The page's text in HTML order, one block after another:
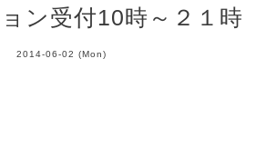
ン受付10時～２１時
2014-06-02 (Mon)